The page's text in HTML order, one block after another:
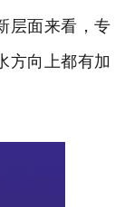
层面来看，专
方向上都有加